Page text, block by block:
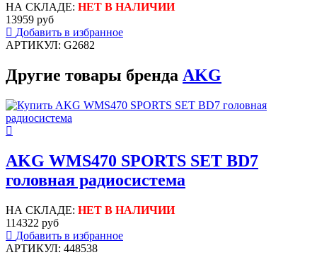
НА СКЛАДЕ: НЕТ В НАЛИЧИИ
13959 руб
Добавить в избранное
АРТИКУЛ: G2682
Другие товары бренда AKG
AKG WMS470 SPORTS SET BD7
головная радиосистема
НА СКЛАДЕ: НЕТ В НАЛИЧИИ
114322 руб
Добавить в избранное
АРТИКУЛ: 448538